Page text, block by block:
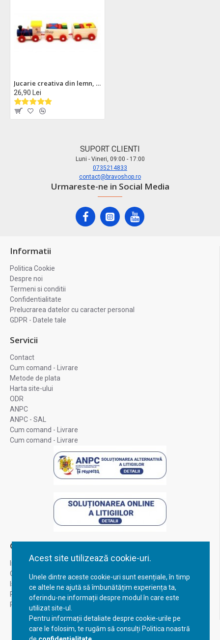
Acest site utilizează cookie-uri.
Unele dintre aceste cookie-uri sunt esențiale, în timp
ce altele ne ajută să îmbunătățim experiența ta,
oferindu-ne informații despre modul în care este
utilizat site-ul.
Pentru informații detaliate despre cookie-urile pe
care le folosim, te rugăm să consulți Politica noastră
Jucarie creativa din lemn, trenulet cu vagoane si forme geometrice, 1114A
26,90 Lei
SUPORT CLIENTI
Luni - Vineri, 09:00 - 17:00
0735214833
contact@bravoshop.ro
Urmareste-ne in Social Media
Informatii
Politica Cookie
Despre noi
Termeni si conditii
Confidentialitate
Prelucrarea datelor cu caracter personal
GDPR - Datele tale
Servicii
Contact
Cum comand - Livrare
Metode de plata
Harta site-ului
ODR
ANPC
ANPC - SAL
Cum comand - Livrare
Cum comand - Livrare
Contul Meu
Inregistrare
Contul meu
Istoric comenzi
Recuperare parola
Returnare produs